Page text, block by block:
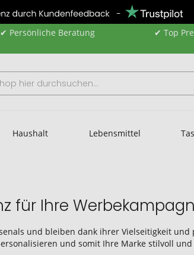
✔ Persönliche Beratung ✔ Top
Haushalt Lebensmittel
für Ihre
und bleiben dank ihrer Vielseitigkeit
und somit Ihre Marke stilvoll